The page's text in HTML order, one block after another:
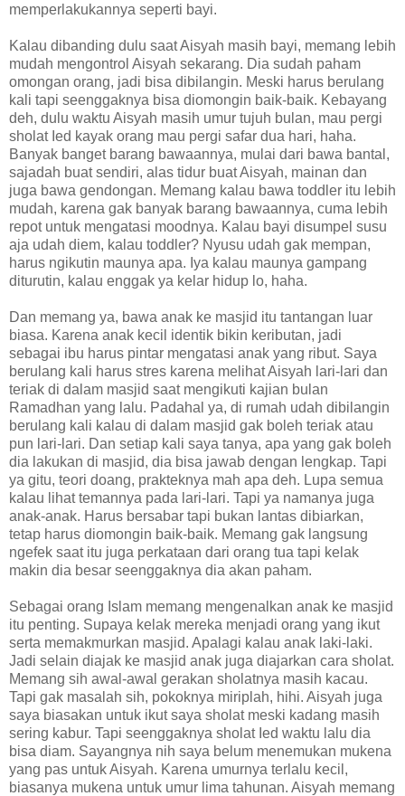
memperlakukannya seperti bayi.
Kalau dibanding dulu saat Aisyah masih bayi, memang lebih
mudah mengontrol Aisyah sekarang. Dia sudah paham
omongan orang, jadi bisa dibilangin. Meski harus berulang
kali tapi seenggaknya bisa diomongin baik-baik. Kebayang
deh, dulu waktu Aisyah masih umur tujuh bulan, mau pergi
sholat Ied kayak orang mau pergi safar dua hari, haha.
Banyak banget barang bawaannya, mulai dari bawa bantal,
sajadah buat sendiri, alas tidur buat Aisyah, mainan dan
juga bawa gendongan. Memang kalau bawa toddler itu lebih
mudah, karena gak banyak barang bawaannya, cuma lebih
repot untuk mengatasi moodnya. Kalau bayi disumpel susu
aja udah diem, kalau toddler? Nyusu udah gak mempan,
harus ngikutin maunya apa. Iya kalau maunya gampang
diturutin, kalau enggak ya kelar hidup lo, haha.
Dan memang ya, bawa anak ke masjid itu tantangan luar
biasa. Karena anak kecil identik bikin keributan, jadi
sebagai ibu harus pintar mengatasi anak yang ribut. Saya
berulang kali harus stres karena melihat Aisyah lari-lari dan
teriak di dalam masjid saat mengikuti kajian bulan
Ramadhan yang lalu. Padahal ya, di rumah udah dibilangin
berulang kali kalau di dalam masjid gak boleh teriak atau
pun lari-lari. Dan setiap kali saya tanya, apa yang gak boleh
dia lakukan di masjid, dia bisa jawab dengan lengkap. Tapi
ya gitu, teori doang, prakteknya mah apa deh. Lupa semua
kalau lihat temannya pada lari-lari. Tapi ya namanya juga
anak-anak. Harus bersabar tapi bukan lantas dibiarkan,
tetap harus diomongin baik-baik. Memang gak langsung
ngefek saat itu juga perkataan dari orang tua tapi kelak
makin dia besar seenggaknya dia akan paham.
Sebagai orang Islam memang mengenalkan anak ke masjid
itu penting. Supaya kelak mereka menjadi orang yang ikut
serta memakmurkan masjid. Apalagi kalau anak laki-laki.
Jadi selain diajak ke masjid anak juga diajarkan cara sholat.
Memang sih awal-awal gerakan sholatnya masih kacau.
Tapi gak masalah sih, pokoknya miriplah, hihi. Aisyah juga
saya biasakan untuk ikut saya sholat meski kadang masih
sering kabur. Tapi seenggaknya sholat Ied waktu lalu dia
bisa diam. Sayangnya nih saya belum menemukan mukena
yang pas untuk Aisyah. Karena umurnya terlalu kecil,
biasanya mukena untuk umur lima tahunan. Aisyah memang